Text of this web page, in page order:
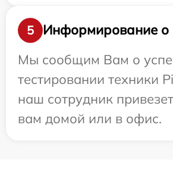
5
Информирование о
Мы сообщим Вам о
тестировании техники
наш сотрудник
вам домой или в офис.